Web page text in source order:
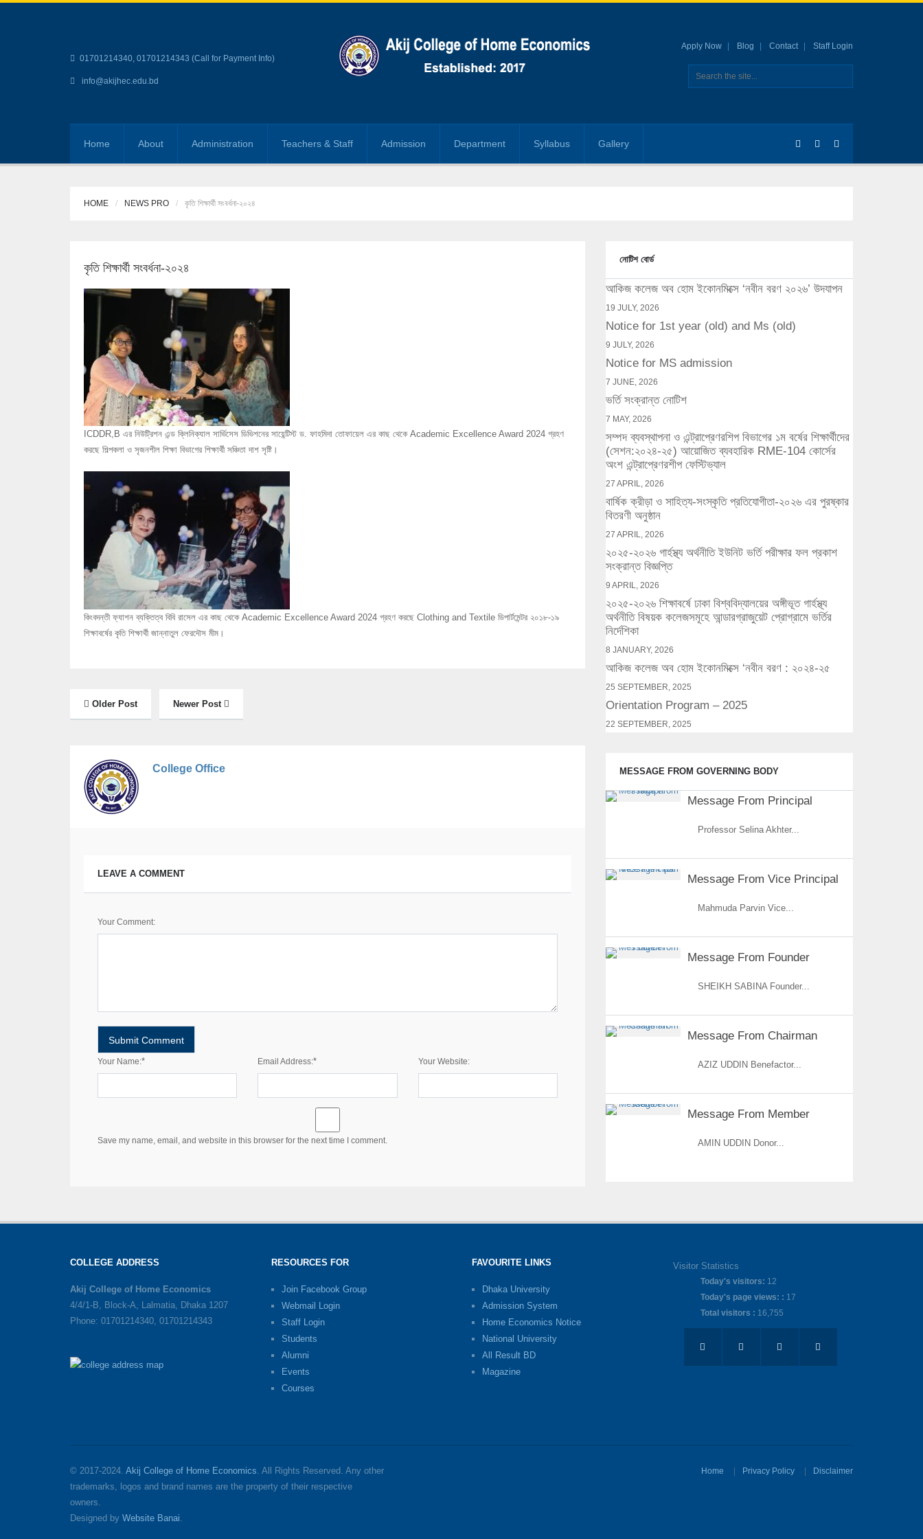
01701214340, 01701214343 (Call for Payment Info)
info@akijhec.edu.bd
Apply Now Blog Contact Staff Login
Home About Administration Teachers & Staff Admission Department Syllabus Gallery
HOME NEWS PRO কৃতি শিক্ষার্থী সংবর্ধনা-২০২৪
কৃতি শিক্ষার্থী সংবর্ধনা-২০২৪
ICDDR,B এর নিউট্রিশন এন্ড ক্লিনিক্যাল সার্ভিসেস ডিভিশনের সায়েন্টিস্ট ড. ফাহমিদা তোফায়েল এর কাছ থেকে Academic Excellence Award 2024 গ্রহণ
করছে শিল্পকলা ও সৃজনশীল শিক্ষা বিভাগের শিক্ষার্থী সঞ্চিতা দাশ সৃষ্টি।
কিংবদন্তী ফ্যাশন ব্যক্তিত্ব বিবি রাসেল এর কাছ থেকে Academic Excellence Award 2024 গ্রহণ করছে Clothing and Textile ডিপার্টমেন্টর ২০১৮-১৯
শিক্ষাবর্ষের কৃতি শিক্ষার্থী জান্নাতুল ফেরদৌস মীম।
Older Post Newer Post
College Office
LEAVE A COMMENT
Your Comment:
Your Name:* Email Address:* Your Website:
Save my name, email, and website in this browser for the next time I comment.
নোটিশ বোর্ড
আকিজ কলেজ অব হোম ইকোনমিক্সে ‘নবীন বরণ ২০২৬’ উদযাপন
19 JULY, 2026
Notice for 1st year (old) and Ms (old)
9 JULY, 2026
Notice for MS admission
7 JUNE, 2026
ভর্তি সংক্রান্ত নোটিশ
7 MAY, 2026
সম্পদ ব্যবস্থাপনা ও এন্ট্রাপ্রেণরশিপ বিভাগের ১ম বর্ষের শিক্ষার্থীদের
(সেশন:২০২৪-২৫) আয়োজিত ব্যবহারিক RME-104 কোর্সের
অংশ এন্ট্রাপ্রেণরশীপ ফেস্টিভ্যাল
27 APRIL, 2026
বার্ষিক ক্রীড়া ও সাহিত্য-সংস্কৃতি প্রতিযোগীতা-২০২৬ এর পুরষ্কার
বিতরণী অনুষ্ঠান
27 APRIL, 2026
২০২৫-২০২৬ গার্হস্থ্য অর্থনীতি ইউনিট ভর্তি পরীক্ষার ফল প্রকাশ
সংক্রান্ত বিজ্ঞপ্তি
9 APRIL, 2026
২০২৫-২০২৬ শিক্ষাবর্ষে ঢাকা বিশ্ববিদ্যালয়ের অঙ্গীভূত গার্হস্থ্য
অর্থনীতি বিষয়ক কলেজসমূহে আন্ডারগ্রাজুয়েট প্রোগ্রামে ভর্তির
নির্দেশিকা
8 JANUARY, 2026
আকিজ কলেজ অব হোম ইকোনমিক্সে ‘নবীন বরণ : ২০২৪-২৫
25 SEPTEMBER, 2025
Orientation Program – 2025
22 SEPTEMBER, 2025
MESSAGE FROM GOVERNING BODY
Message From Principal
Professor Selina Akhter...
Message From Vice Principal
Mahmuda Parvin Vice...
Message From Founder
SHEIKH SABINA Founder...
Message From Chairman
AZIZ UDDIN Benefactor...
Message From Member
AMIN UDDIN Donor...
COLLEGE ADDRESS
Akij College of Home Economics
4/4/1-B, Block-A, Lalmatia, Dhaka 1207
Phone: 01701214340, 01701214343
RESOURCES FOR
Join Facebook Group
Webmail Login
Staff Login
Students
Alumni
Events
Courses
FAVOURITE LINKS
Dhaka University
Admission System
Home Economics Notice
National University
All Result BD
Magazine
Visitor Statistics
Today's visitors: 12
Today's page views: : 17
Total visitors : 16,755
© 2017-2024. Akij College of Home Economics. All Rights Reserved. Any other
trademarks, logos and brand names are the property of their respective
owners.
Designed by Website Banai.
Home Privacy Policy Disclaimer